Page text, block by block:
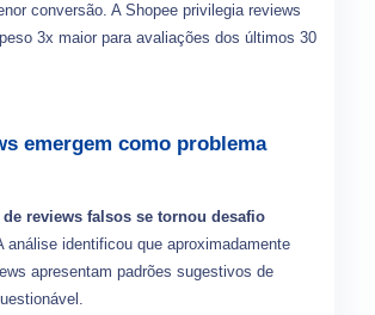
conversão. A Shopee privilegia reviews
3x maior para avaliações dos últimos 30
emergem como problema
reviews falsos se tornou desafio
análise identificou que aproximadamente
apresentam padrões sugestivos de